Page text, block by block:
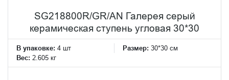
SG218800R/GR/AN Галерея серый
керамическая ступень угловая 30*30
В упаковке: 4 шт Размер: 30*30 см
Вес: 2.605 кг